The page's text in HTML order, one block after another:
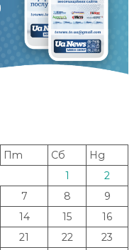
Пт Сб
Нд
1
2
7 8
9
14 15
16
21 22
23